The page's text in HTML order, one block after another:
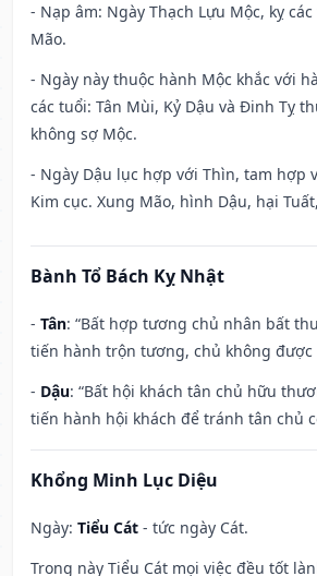
- Nạp âm: Ngày Thạch Lựu Mộc, kỵ
Mão.
- Ngày này thuộc hành Mộc khắc với
các tuổi: Tân Mùi, Kỷ Dậu và Đinh Tỵ
không sợ Mộc.
- Ngày Dậu lục hợp với Thìn, tam hợp
Kim cục. Xung Mão, hình Dậu, hại
Bành Tổ Bách Kỵ Nhật
- Tân: “Bất hợp tương chủ nhân bất
tiến hành trộn tương, chủ không được
- Dậu: “Bất hội khách tân chủ hữu
tiến hành hội khách để tránh tân chủ
Khổng Minh Lục Diệu
Ngày: Tiểu Cát - tức ngày Cát.
Trong này Tiểu Cát mọi việc đều tốt